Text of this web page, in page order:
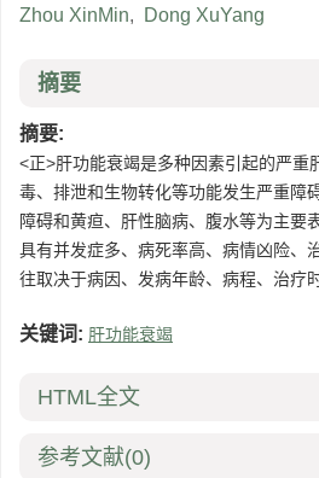
Zhou XinMin, Dong XuYang
摘要
摘要:
<正>肝功能衰竭是多种因素引起的严重
毒、排泄和生物转化等功能发生严重障
障碍和黄疸、肝性脑病、腹水等为主要
具有并发症多、病死率高、病情凶险、
往取决于病因、发病年龄、病程、治疗
关键词: 肝功能衰竭
HTML全文
参考文献(0)